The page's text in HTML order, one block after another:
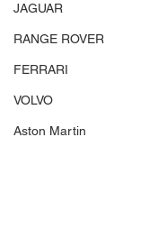
JAGUAR
RANGE ROVER
FERRARI
VOLVO
Aston Martin